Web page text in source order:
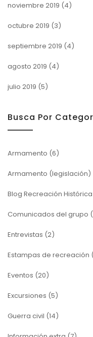
noviembre 2019 (4)
octubre 2019 (3)
septiembre 2019 (4)
agosto 2019 (4)
julio 2019 (5)
Busca Por
Armamento (6)
Armamento (legislación)
Blog Recreación Histórica
Comunicados del grupo
Entrevistas (2)
Estampas de recreación
Eventos (20)
Excursiones (5)
Guerra civil (14)